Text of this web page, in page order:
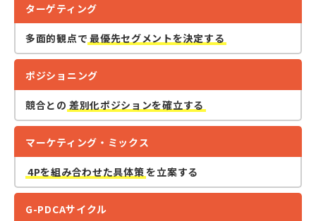
ターゲティング
多面的観点で 最優先セグメントを決定する
ポジショニング
競合との 差別化ポジションを確立する
マーケティング・ミックス
4Pを組み合わせた具体策を立案する
G-PDCAサイクル